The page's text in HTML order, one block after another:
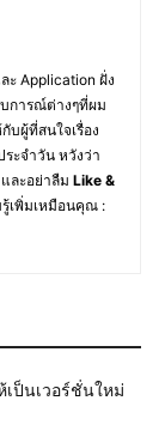
ะ Application ฝั่ง
การณ์ต่างๆที่ผม
บผู้ที่สนใจเรื่อง
ะจำวัน หวังว่า
ละอย่าลืม Like &
เพิ่มเหมือนคุณ :
เป็นเวอร์ชั่นใหม่